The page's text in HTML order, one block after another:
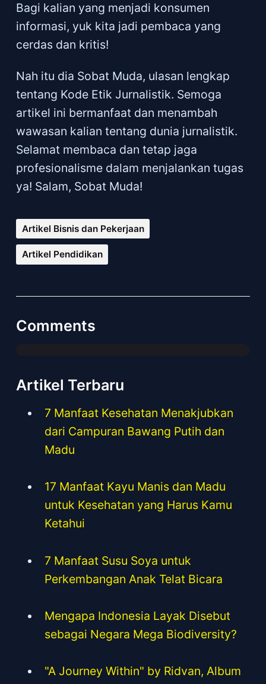
Bagi kalian yang menjadi konsumen
informasi, yuk kita jadi pembaca yang
cerdas dan kritis!
Nah itu dia Sobat Muda, ulasan lengkap
tentang Kode Etik Jurnalistik. Semoga
artikel ini bermanfaat dan menambah
wawasan kalian tentang dunia jurnalistik.
Selamat membaca dan tetap jaga
profesionalisme dalam menjalankan tugas
ya! Salam, Sobat Muda!
Artikel Bisnis dan Pekerjaan
Artikel Pendidikan
Comments
Artikel Terbaru
7 Manfaat Kesehatan Menakjubkan
dari Campuran Bawang Putih dan
17 Manfaat Kayu Manis dan Madu
Ketahui
Perkembangan Anak Telat Bicara